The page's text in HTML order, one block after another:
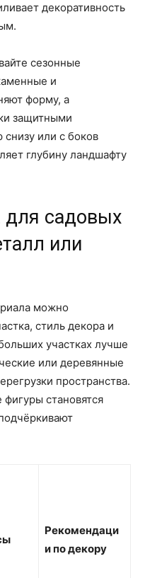
декоративность
сезонные
и
форму, а
защитными
или с боков
глубину ландшафту
для садовых
или
можно
стиль декора и
участках лучше
или деревянные
пространства.
становятся
Рекомендаци
и по декору